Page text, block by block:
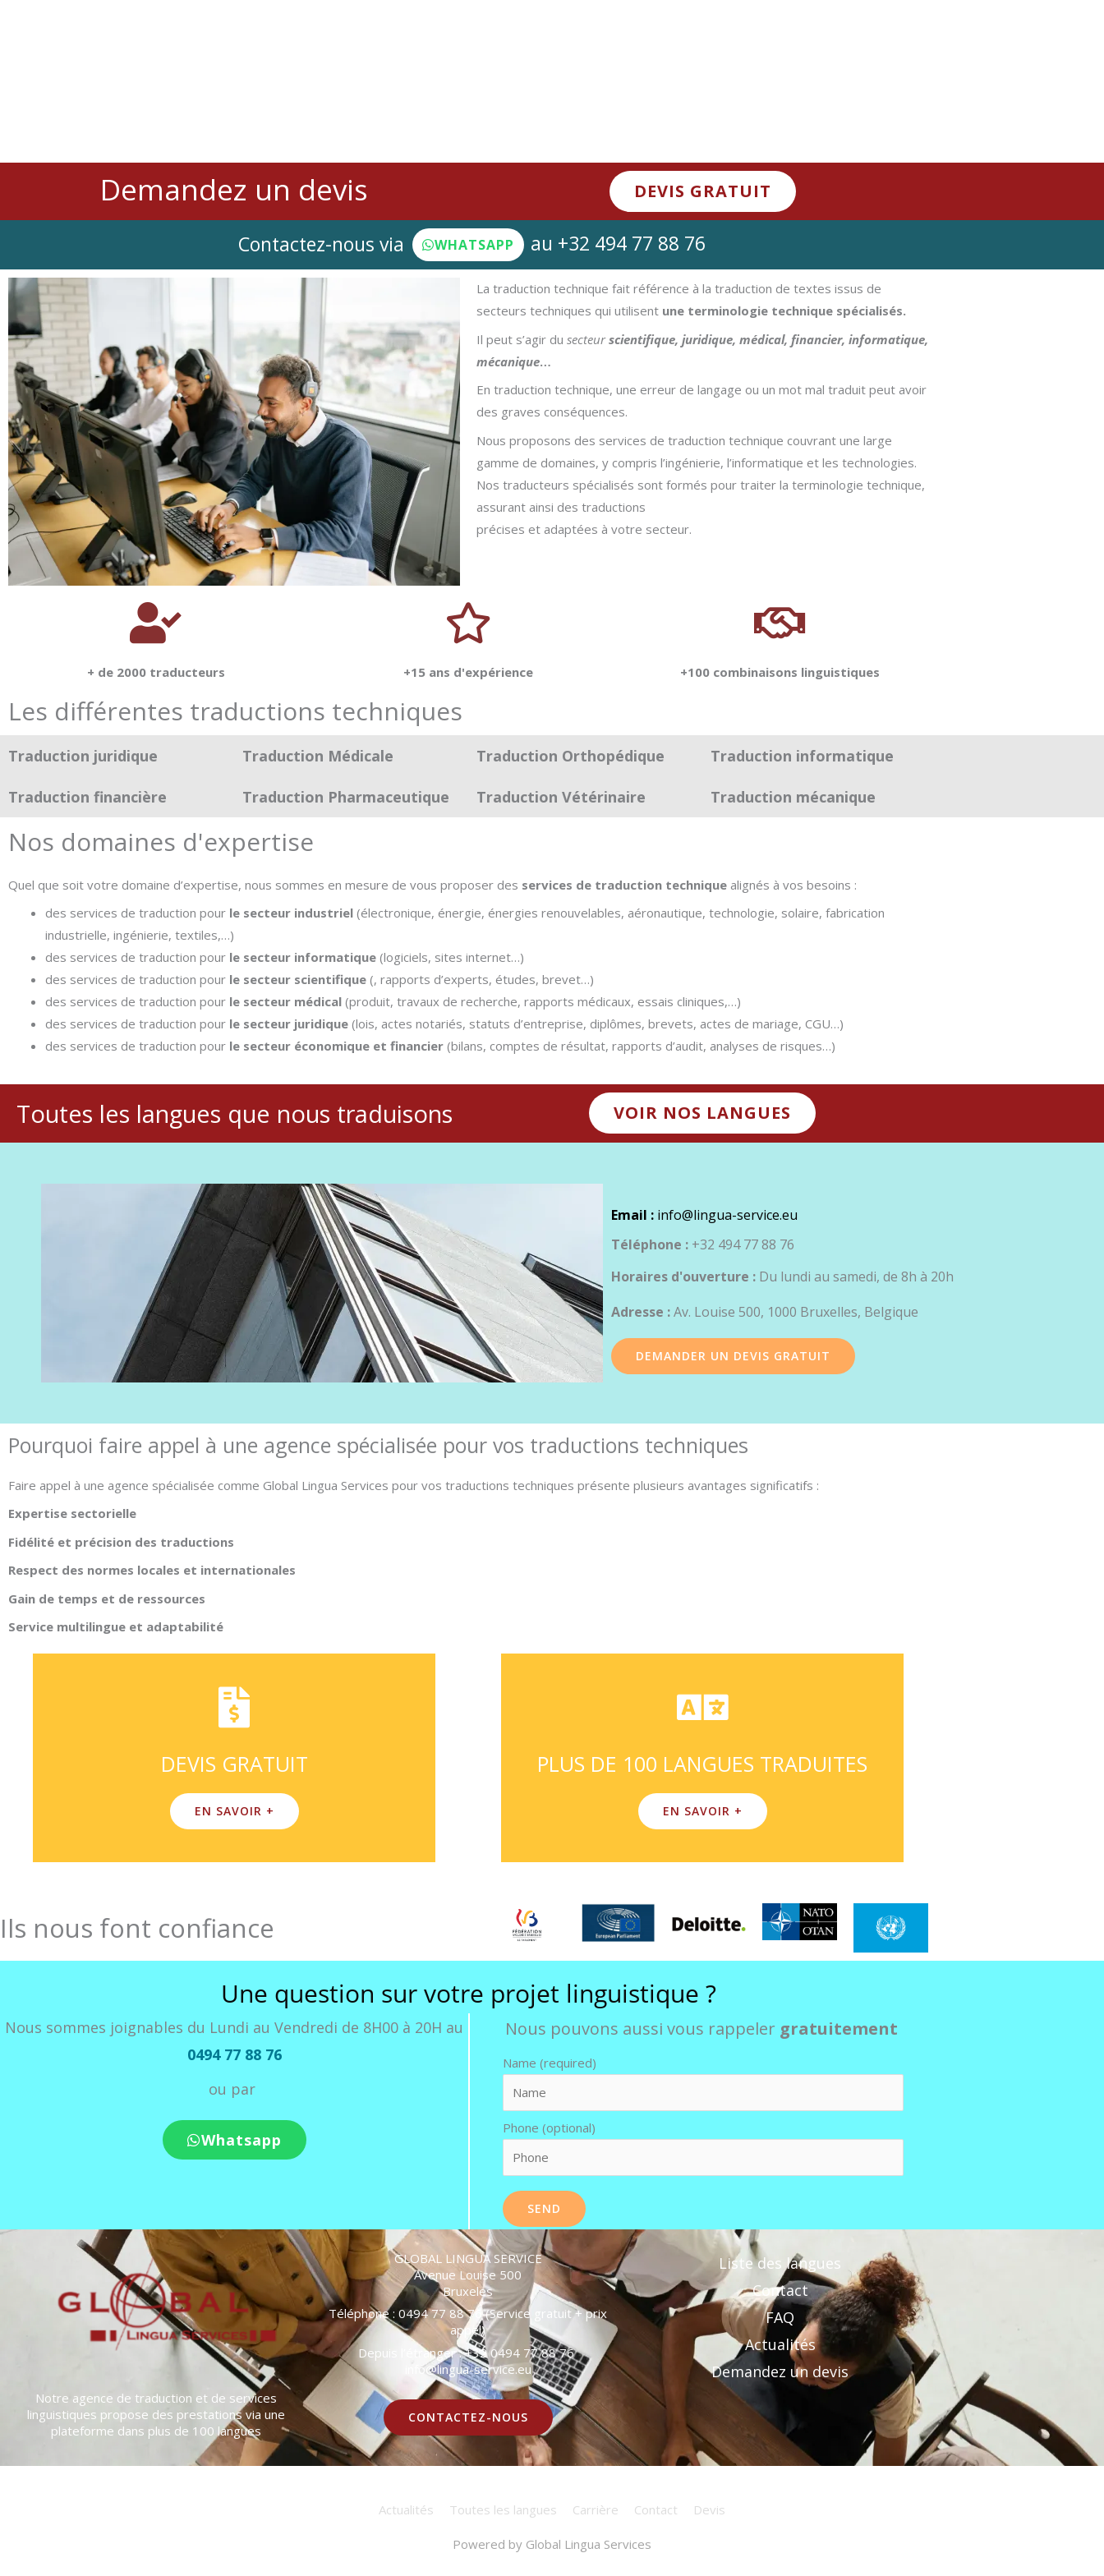
Demandez un devis DEVIS GRATUIT
Contactez-nous via WHATSAPP au +32 494 77 88 76
La traduction technique fait référence à la traduction de textes issus de
secteurs techniques qui utilisent une terminologie technique spécialisés.
Il peut s’agir du secteurscientifique, juridique, médical, financier, informatique,
mécanique…
En traduction technique, une erreur de langage ou un mot mal traduit peut avoir
des graves conséquences.
Nous proposons des services de traduction technique couvrant une large
gamme de domaines, y compris l’ingénierie, l’informatique et les technologies.
Nos traducteurs spécialisés sont formés pour traiter la terminologie technique,
assurant ainsi des traductions
précises et adaptées à votre secteur.
+ de 2000 traducteurs +15 ans d'expérience +100 combinaisons linguistiques
Les différentes traductions techniques
Traduction juridique
Traduction financière
Traduction Médicale
Traduction Pharmaceutique
Traduction Orthopédique
Traduction Vétérinaire
Traduction informatique
Traduction mécanique
Nos domaines d'expertise
Quel que soit votre domaine d’expertise, nous sommes en mesure de vous proposer des services de traduction technique alignés à vos besoins :
des services de traduction pour le secteur industriel (électronique, énergie, énergies renouvelables, aéronautique, technologie, solaire, fabrication
industrielle, ingénierie, textiles,…)
des services de traduction pour le secteur informatique (logiciels, sites internet…)
des services de traduction pour le secteur scientifique (, rapports d’experts, études, brevet…)
des services de traduction pour le secteur médical (produit, travaux de recherche, rapports médicaux, essais cliniques,…)
des services de traduction pour le secteur juridique (lois, actes notariés, statuts d’entreprise, diplômes, brevets, actes de mariage, CGU…)
des services de traduction pour le secteur économique et financier (bilans, comptes de résultat, rapports d’audit, analyses de risques…)
Toutes les langues que nous traduisons VOIR NOS LANGUES
Email : info@lingua-service.eu
Téléphone : +32 494 77 88 76
Horaires d'ouverture : Du lundi au samedi, de 8h à 20h
Adresse :Av. Louise 500, 1000 Bruxelles, Belgique
DEMANDER UN DEVIS GRATUIT
Pourquoi faire appel à une agence spécialisée pour vos traductions techniques
Faire appel à une agence spécialisée comme Global Lingua Services pour vos traductions techniques présente plusieurs avantages significatifs :
Expertise sectorielle
Fidélité et précision des traductions
Respect des normes locales et internationales
Gain de temps et de ressources
Service multilingue et adaptabilité
DEVIS GRATUIT
EN SAVOIR +
PLUS DE 100 LANGUES TRADUITES
EN SAVOIR +
Ils nous font confiance
Une question sur votre projet linguistique ?
Nous sommes joignables du Lundi au Vendredi de 8H00 à 20H au
0494 77 88 76
ou par
Whatsapp
Nous pouvons aussi vous rappeler gratuitement
Name (required)
Phone (optional)
Notre agence de traduction et de services
linguistiques propose des prestations via une
plateforme dans plus de 100 langues
GLOBAL LINGUA SERVICE
Avenue Louise 500
Bruxeles
Téléphone : 0494 77 88 76 (Service gratuit + prix
appel)
Depuis l’étranger : +32 0494 77 88 76
info@lingua-service.eu
CONTACTEZ-NOUS
Liste des langues
Contact
FAQ
Actualités
Demandez un devis
Actualités Toutes les langues Carrière Contact Devis
Powered by Global Lingua Services